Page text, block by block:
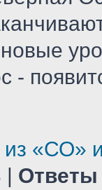
-
из «СО»
| Ответы